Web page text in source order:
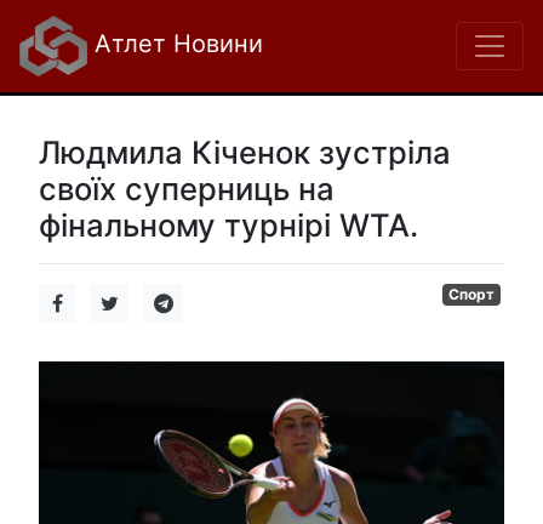
Атлет Новини
Людмила Кіченок зустріла
своїх суперниць на
фінальному турнірі WTA.
Спорт